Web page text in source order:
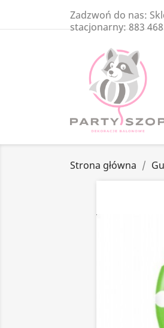
Zadzwoń do nas:
stacjonarny: 883
Strona główna